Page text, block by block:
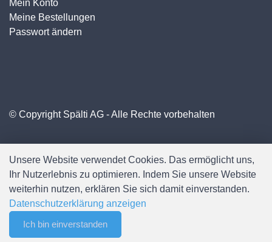
Merkliste
Mein Konto
Meine Bestellungen
Passwort ändern
© Copyright Spälti AG - Alle Rechte vorbehalten
Unsere Website verwendet Cookies. Das ermöglicht uns,
Ihr Nutzerlebnis zu optimieren. Indem Sie unsere Website
weiterhin nutzen, erklären Sie sich damit einverstanden.
Datenschutzerklärung anzeigen
Ich bin einverstanden